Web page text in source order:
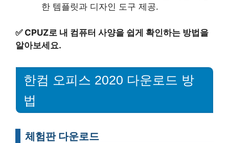
한 템플릿과 디자인 도구 제공.
✅ CPUZ로 내 컴퓨터 사양을 쉽게 확인하는 방법을
알아보세요.
한컴 오피스 2020 다운로드 방
법
체험판 다운로드